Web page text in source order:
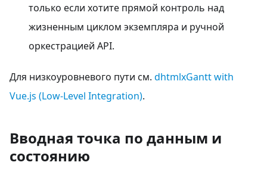
только если хотите прямой контроль над
жизненным циклом экземпляра и ручной
оркестрацией API.
Для низкоуровневого пути см. dhtmlxGantt with
Vue.js (Low-Level Integration).
Вводная точка по данным и
состоянию